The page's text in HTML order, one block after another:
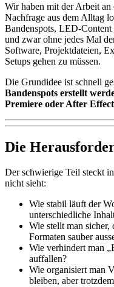
Wir haben mit der Arbeit an
Nachfrage aus dem Alltag
Bandenspots, LED-Content
und zwar ohne jedes Mal
Software, Projektdateien,
Setups gehen zu müssen.
Die Grundidee ist schnell
Bandenspots erstellt
Premiere oder After
Die
Der schwierige Teil steckt
nicht sieht:
Wie stabil läuft der
unterschiedliche
Wie stellt man sicher,
Formaten sauber
Wie verhindert man
auffallen?
Wie organisiert man
bleiben, aber